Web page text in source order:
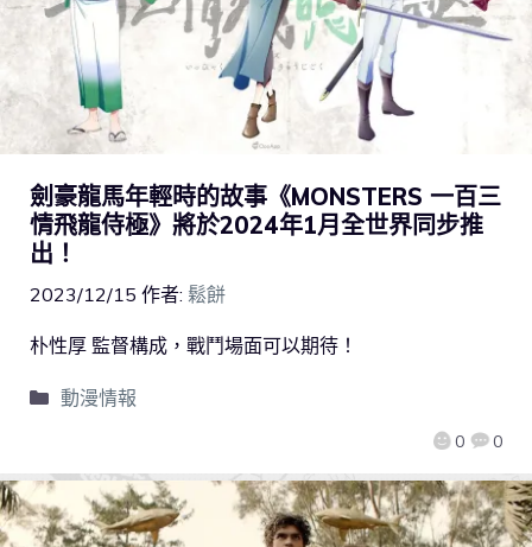
劍豪龍馬年輕時的故事《MONSTERS 一百三
情飛龍侍極》將於2024年1月全世界同步推
出！
2023/12/15 作者: 鬆餅
0 0
朴性厚 監督構成，戰鬥場面可以期待！
動漫情報